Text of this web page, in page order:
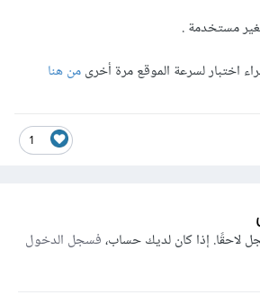
اختبار لسرعة الموقع مرة أخرىمن هنا
1
لاحقًا. إذا كان لديك حساب،فسجل الدخول